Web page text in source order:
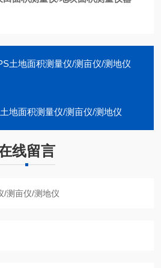
土地面积测量仪/测亩仪/测地仪
地面积测量仪/测亩仪/测地仪
线留言